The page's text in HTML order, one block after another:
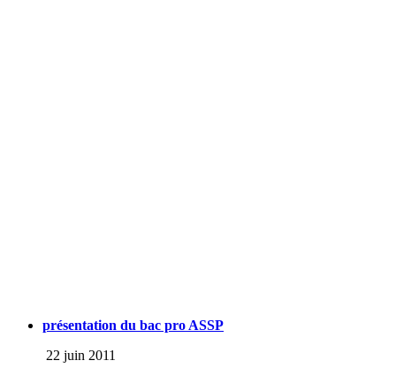
présentation du bac pro ASSP
22 juin 2011